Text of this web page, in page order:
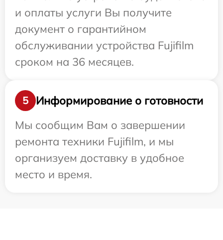
и оплаты услуги Вы получите
документ о гарантийном
обслуживании устройства Fujifilm
сроком на 36 месяцев.
5
Информирование о готовности
Мы сообщим Вам о завершении
ремонта техники Fujifilm, и мы
организуем доставку в удобное
место и время.